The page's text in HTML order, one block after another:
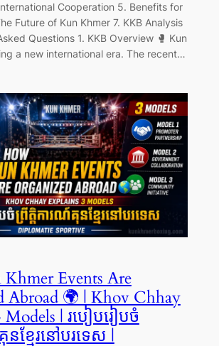
Cooperation 5. Benefits for
Future of Kun Khmer 7. KKB Analysis
Questions 1. KKB Overview 🥊 Kun
a new international era. The recent…
Events Are
Abroad 🌍 | Khov Chhay
Models | របៀបរៀបចំ
នខ្មែរនៅបរទេស |